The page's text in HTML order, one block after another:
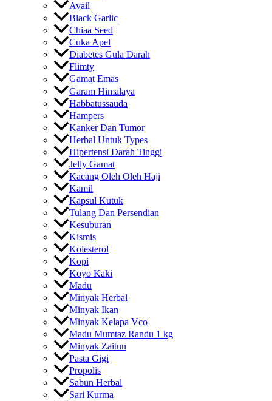
Avail
Black Garlic
Chiaa Seed
Cuka Apel
Diabetes Gula Darah
Flimty
Gamat Emas
Garam Himalaya
Habbatussauda
Hampers
Kanker Dan Tumor
Herbal Untuk Types
Hipertensi Darah Tinggi
Jelly Gamat
Kacang Oleh Oleh Haji
Kamil
Kapsul Kutuk
Tulang Dan Persendian
Kesuburan
Kismis
Kolesterol
Kopi
Koyo Kaki
Madu
Minyak Herbal
Minyak Ikan
Minyak Kelapa Vco
Madu Mumtaz Randu 1 kg
Minyak Zaitun
Pasta Gigi
Propolis
Sabun Herbal
Sari Kurma